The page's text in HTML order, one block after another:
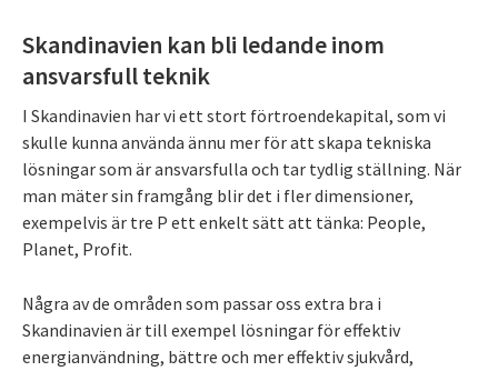
Skandinavien kan bli ledande inom
ansvarsfull teknik
I Skandinavien har vi ett stort förtroendekapital, som vi
skulle kunna använda ännu mer för att skapa tekniska
lösningar som är ansvarsfulla och tar tydlig ställning. När
man mäter sin framgång blir det i fler dimensioner,
exempelvis är tre P ett enkelt sätt att tänka: People,
Planet, Profit.
Några av de områden som passar oss extra bra i
Skandinavien är till exempel lösningar för effektiv
energianvändning, bättre och mer effektiv sjukvård,